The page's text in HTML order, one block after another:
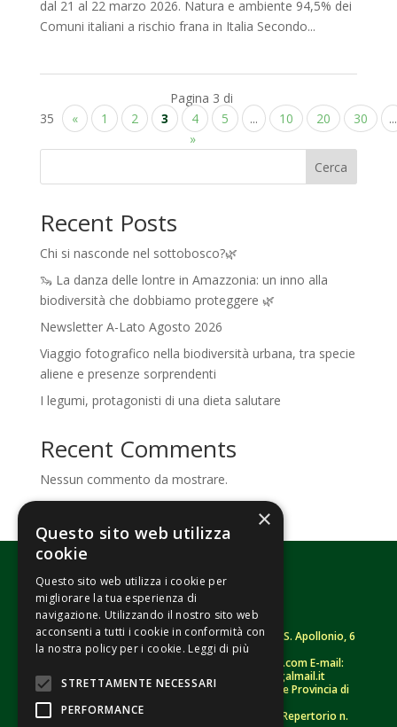
dal 21 al 22 marzo 2026. Natura e ambiente 94,5% dei
Comuni italiani a rischio frana in Italia Secondo...
Pagina 3 di
35
« 1 2 3 4 5 ... 10 20 30
...
»
Cerca
Recent Posts
Chi si nasconde nel sottobosco?🌿
🦦 La danza delle lontre in Amazzonia: un inno alla
biodiversità che dobbiamo proteggere 🌿
Newsletter A-Lato Agosto 2026
Viaggio fotografico nella biodiversità urbana, tra specie
aliene e presenze sorprendenti
I legumi, protagonisti di una dieta salutare
Recent Comments
Nessun commento da mostrare.
Fondazione Senza Frontiere – ETS |Strada S. Apollonio, 6
– 46042 Castel Goffredo (MN)
– Sito: www.senzafrontiere.com E-mail:
tenuapol@gmail.com– Pec:tenuapol@legalmail.it
C. F. 90008460207 – Registro persone giuridiche Provincia di
Mantova n. 243 (sospeso)
Registro Unico Nazionale del Terzo Settore – Repertorio n.
×
Questo sito web utilizza
cookie
Questo sito web utilizza i cookie per
migliorare la tua esperienza di
navigazione. Utilizzando il nostro sito web
acconsenti a tutti i cookie in conformità con
la nostra policy per i cookie. Leggi di più
STRETTAMENTE NECESSARI
PERFORMANCE